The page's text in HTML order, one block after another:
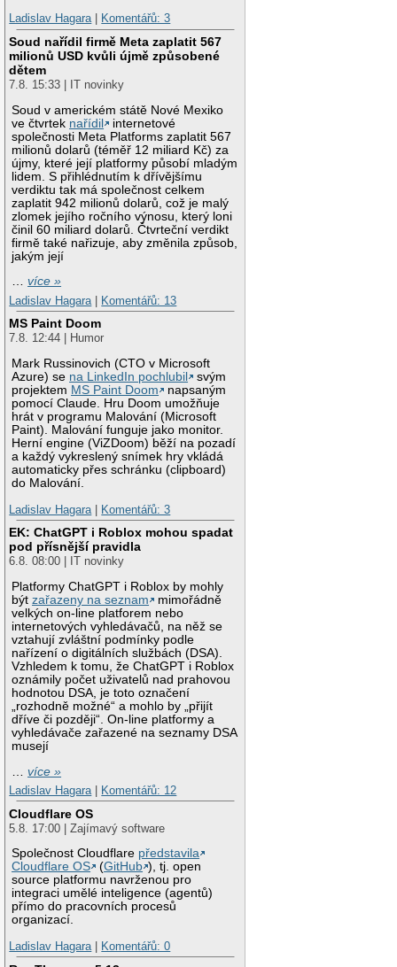
Ladislav Hagara| Komentářů: 3
Soud nařídil firmě Meta zaplatit 567
milionů USD kvůli újmě způsobené
dětem
7.8. 15:33 | IT novinky
Soud v americkém státě Nové Mexiko
ve čtvrtek nařídil
internetové
společnosti Meta Platforms zaplatit 567
milionů dolarů (téměř 12 miliard Kč) za
újmy, které její platformy působí mladým
lidem. S přihlédnutím k dřívějšímu
verdiktu tak má společnost celkem
zaplatit 942 milionů dolarů, což je malý
zlomek jejího ročního výnosu, který loni
činil 60 miliard dolarů. Čtvrteční verdikt
firmě také nařizuje, aby změnila způsob,
jakým její
…více »
Ladislav Hagara
Komentářů: 13
MS Paint Doom
7.8. 12:44 | Humor
Mark Russinovich (CTO v Microsoft
Azure) se na LinkedIn pochlubil
svým
projektem MS Paint Doom
napsaným
pomocí Claude. Hru Doom umožňuje
hrát v programu Malování (Microsoft
Paint). Malování funguje jako monitor.
Herní engine (ViZDoom) běží na pozadí
a každý vykreslený snímek hry vkládá
automaticky přes schránku (clipboard)
do Malování.
Ladislav Hagara | Komentářů: 3
EK: ChatGPT i Roblox mohou spadat
pod přísnější pravidla
6.8. 08:00 | IT novinky
Platformy ChatGPT i Roblox by mohly
býtzařazeny na seznam
mimořádně
velkých on-line platforem nebo
internetových vyhledávačů, na něž se
vztahují zvláštní podmínky podle
nařízení o digitálních službách (DSA).
Vzhledem k tomu, že ChatGPT i Roblox
oznámily počet uživatelů nad prahovou
hodnotou DSA, je toto označení
„rozhodně možné“ a mohlo by „přijít
dříve či později“. On-line platformy a
vyhledávače zařazené na seznamy DSA
musejí
…více »
Ladislav Hagara| Komentářů: 12
Cloudflare OS
5.8. 17:00 | Zajímavý software
Společnost Cloudflare představila
Cloudflare OS
(GitHub ), tj. open
source platformu navrženou pro
integraci umělé inteligence (agentů)
přímo do pracovních procesů
organizací.
Ladislav Hagara| Komentářů: 0